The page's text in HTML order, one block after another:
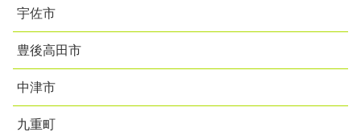
宇佐市
豊後高田市
中津市
九重町